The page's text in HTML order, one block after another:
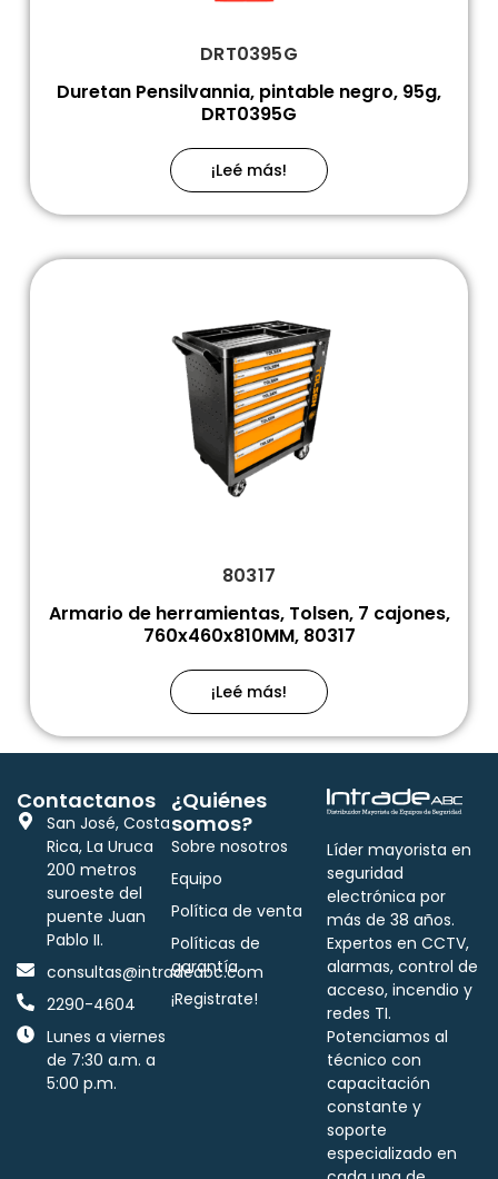
DRT0395G
Duretan Pensilvannia, pintable negro, 95g,
DRT0395G
¡Leé más!
80317
Armario de herramientas, Tolsen, 7 cajones,
760x460x810MM, 80317
¡Leé más!
Líder mayorista en
seguridad
electrónica por
más de 38 años.
Expertos en CCTV,
alarmas, control de
acceso, incendio y
redes TI.
Potenciamos al
técnico con
capacitación
constante y
soporte
especializado en
¿Quiénes
somos?
Sobre nosotros
Equipo
Política de venta
Políticas de
garantía
¡Registrate!
Contactanos
San José, Costa
Rica, La Uruca
200 metros
suroeste del
puente Juan
Pablo II.
consultas@intradeabc.com
2290-4604
Lunes a viernes
de 7:30 a.m. a
5:00 p.m.